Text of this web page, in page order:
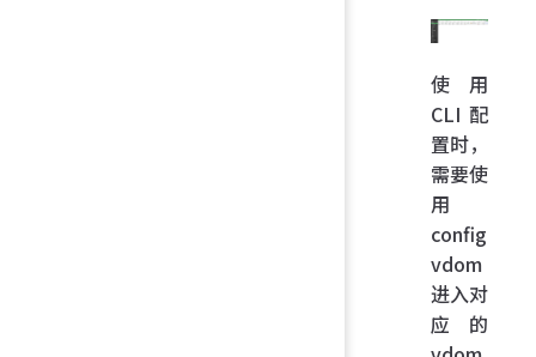
使用
CLI 配
置时，
需要使
用
config
vdom
进入对
应的